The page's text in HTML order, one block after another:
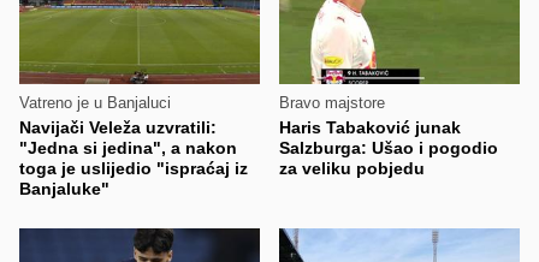
Vatreno je u Banjaluci
Navijači Veleža uzvratili:
"Jedna si jedina", a nakon
toga je uslijedio "ispraćaj iz
Banjaluke"
Bravo majstore
Haris Tabaković junak
Salzburga: Ušao i pogodio
za veliku pobjedu